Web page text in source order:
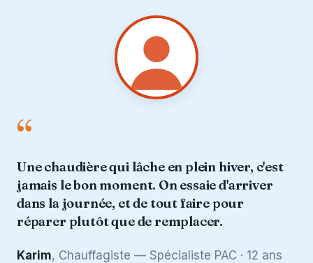
“
Une chaudière qui lâche en plein hiver, c'est
jamais le bon moment. On essaie d'arriver
dans la journée, et de tout faire pour
réparer plutôt que de remplacer.
Karim, Chauffagiste — Spécialiste PAC · 12 ans